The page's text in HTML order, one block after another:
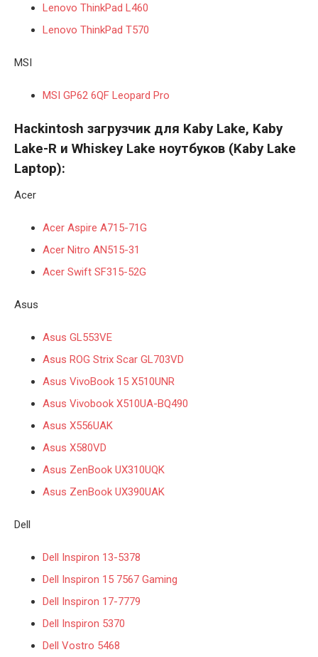
Lenovo ThinkPad L460
Lenovo ThinkPad T570
MSI
MSI GP62 6QF Leopard Pro
Hackintosh загрузчик для Kaby Lake, Kaby
Lake-R и Whiskey Lake ноутбуков (Kaby Lake
Laptop):
Acer
Acer Aspire A715-71G
Acer Nitro AN515-31
Acer Swift SF315-52G
Asus
Asus GL553VE
Asus ROG Strix Scar GL703VD
Asus VivoBook 15 X510UNR
Asus Vivobook X510UA-BQ490
Asus X556UAK
Asus X580VD
Asus ZenBook UX310UQK
Asus ZenBook UX390UAK
Dell
Dell Inspiron 13-5378
Dell Inspiron 15 7567 Gaming
Dell Inspiron 17-7779
Dell Inspiron 5370
Dell Vostro 5468